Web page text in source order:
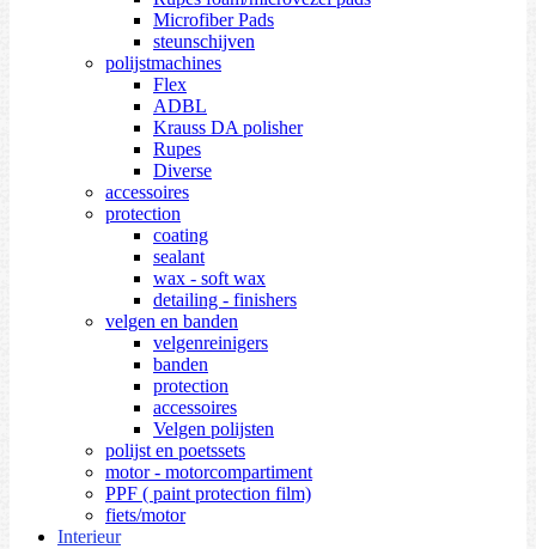
Microfiber Pads
steunschijven
polijstmachines
Flex
ADBL
Krauss DA polisher
Rupes
Diverse
accessoires
protection
coating
sealant
wax - soft wax
detailing - finishers
velgen en banden
velgenreinigers
banden
protection
accessoires
Velgen polijsten
polijst en poetssets
motor - motorcompartiment
PPF ( paint protection film)
fiets/motor
Interieur